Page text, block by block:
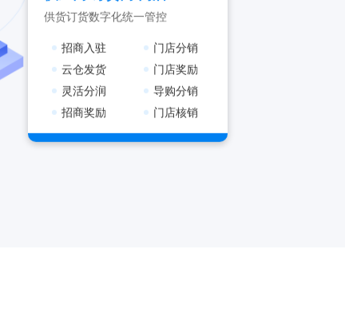
供货订货数字化统一管控
招商入驻
门店分销
云仓发货
门店奖励
灵活分润
导购分销
招商奖励
门店核销